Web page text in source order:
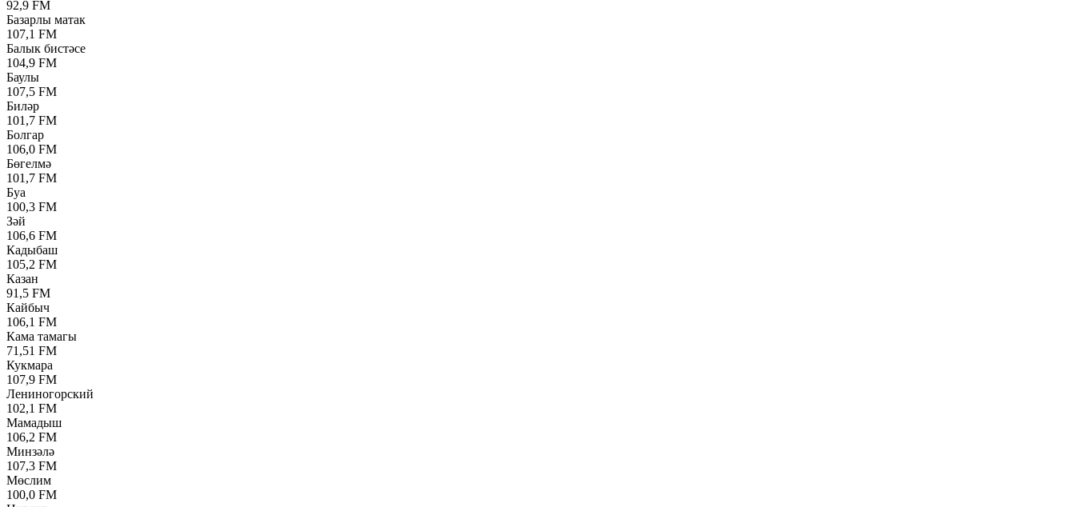
92,9 FM
Базарлы матак
107,1 FM
Балык бистәсе
104,9 FM
Баулы
107,5 FM
Биләр
101,7 FM
Болгар
106,0 FM
Бөгелмә
101,7 FM
Буа
100,3 FM
Зәй
106,6 FM
Кадыбаш
105,2 FM
Казан
91,5 FM
Кайбыч
106,1 FM
Кама тамагы
71,51 FM
Кукмара
107,9 FM
Лениногорский
102,1 FM
Мамадыш
106,2 FM
Минзәлә
107,3 FM
Мөслим
100,0 FM